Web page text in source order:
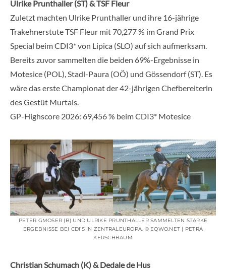
Ulrike Prunthaller (ST) & TSF Fleur
Zuletzt machten Ulrike Prunthaller und ihre 16-jährige
Trakehnerstute TSF Fleur mit 70,277 % im Grand Prix
Special beim CDI3* von Lipica (SLO) auf sich aufmerksam.
Bereits zuvor sammelten die beiden 69%-Ergebnisse in
Motesice (POL), Stadl-Paura (OÖ) und Gössendorf (ST). Es
wäre das erste Championat der 42-jährigen Chefbereiterin
des Gestüt Murtals.
GP-Highscore 2026: 69,456 % beim CDI3* Motesice
PETER GMOSER (B) UND ULRIKE PRUNTHALLER SAMMELTEN STARKE
ERGEBNISSE BEI CDI’S IN ZENTRALEUROPA. © EQWO.NET | PETRA
KERSCHBAUM
Christian Schumach (K) & Dedale de Hus